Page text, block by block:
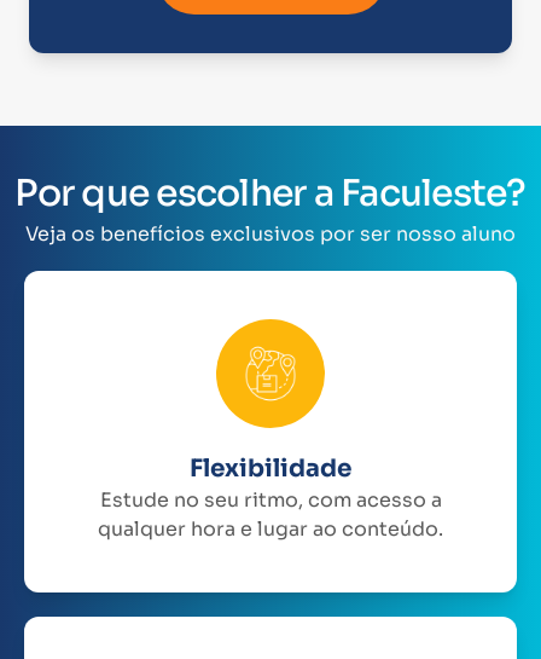
Por que escolher a Faculeste?
Veja os benefícios exclusivos por ser nosso aluno
Flexibilidade
Estude no seu ritmo, com acesso a
qualquer hora e lugar ao conteúdo.